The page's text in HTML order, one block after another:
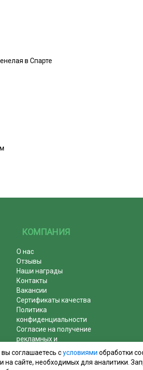
в Спарте
КОМПАНИЯ
О нас
Отзывы
Наши награды
Контакты
Вакансии
Сертификаты качества
Политика
конфиденциальности
Согласие на получение
рекламных и
информационных рассылок
Почему журналы покупают у
соглашаетесь сусловиями обработки
на сайте, необходимых для аналитики.